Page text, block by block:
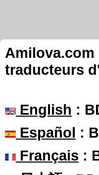
traducteurs
English :
Español :
Français :